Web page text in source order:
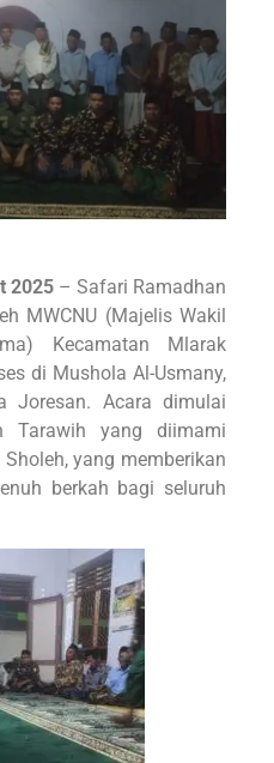
2025 – Safari Ramadhan
MWCNU (Majelis Wakil
Kecamatan Mlarak
di Mushola Al-Usmany,
Joresan. Acara dimulai
Tarawih yang diimami
yang memberikan
berkah bagi seluruh